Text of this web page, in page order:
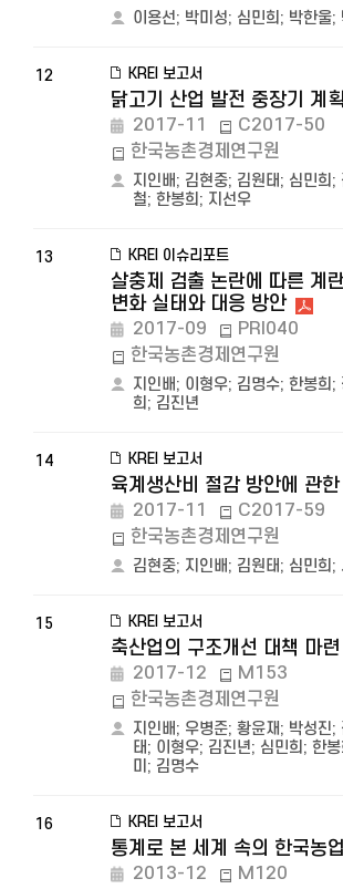
이용선; 박미성; 심민희 ; 박한울;
12 KREI 보고서
닭고기 산업 발전 중장기 계
2017-11
C2017-50
한국농촌경제연구원
지인배; 김현중; 김원태; 심민희 ;
철; 한봉희 ; 지선우
13 KREI 이슈리포트
살충제 검출 논란에 따른 계
변화 실태와 대응 방안
2017-09
PRI040
한국농촌경제연구원
지인배; 이형우; 김명수; 한봉희 ;
희 ; 김진년
14 KREI 보고서
육계생산비 절감 방안에 관
2017-11
C2017-59
한국농촌경제연구원
김현중; 지인배; 김원태; 심민희 ;
15 KREI 보고서
축산업의 구조개선 대책 마
2017-12
M153
한국농촌경제연구원
지인배; 우병준; 황윤재; 박성진;
태; 이형우; 김진년; 심민희 ; 한봉
미 ; 김명수
16 KREI 보고서
통계로 본 세계 속의 한국농업
2013-12
M120